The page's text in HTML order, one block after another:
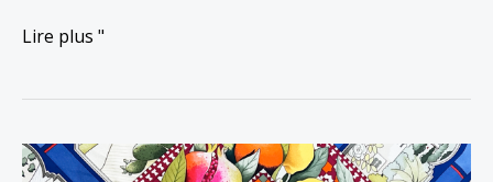
Lire plus "
Hermès